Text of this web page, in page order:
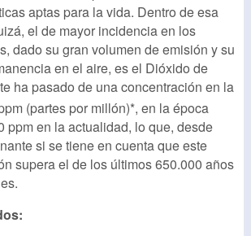
aptas para la vida. Dentro de esa
el de mayor incidencia en los
dado su gran volumen de emisión y su
en el aire, es el Dióxido de
ha pasado de una concentración en la
(partes por millón)*, en la época
ppm en la actualidad, lo que, desde
si se tiene en cuenta que este
supera el de los últimos 650.000 años